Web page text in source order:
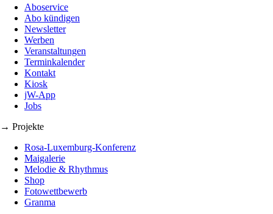
Aboservice
Abo kündigen
Newsletter
Werben
Veranstaltungen
Terminkalender
Kontakt
Kiosk
jW-App
Jobs
→ Projekte
Rosa-Luxemburg-Konferenz
Maigalerie
Melodie & Rhythmus
Shop
Fotowettbewerb
Granma